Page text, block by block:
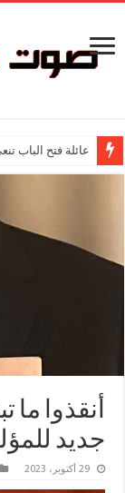
عائلة فتح الباب
أنقذوا
جديد
29 أكتوبر، 2023